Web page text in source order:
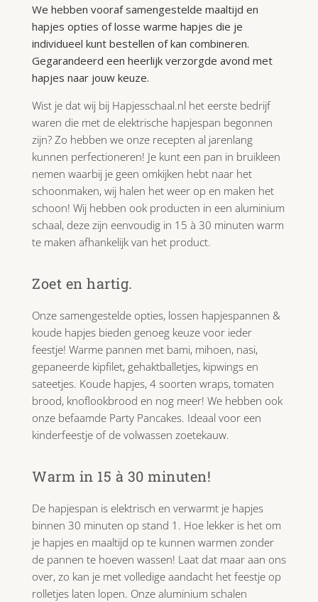
We hebben vooraf samengestelde maaltijd en
hapjes opties of losse warme hapjes die je
individueel kunt bestellen of kan combineren.
Gegarandeerd een heerlijk verzorgde avond met
hapjes naar jouw keuze.
Wist je dat wij bij Hapjesschaal.nl het eerste bedrijf
waren die met de elektrische hapjespan begonnen
zijn? Zo hebben we onze recepten al jarenlang
kunnen perfectioneren! Je kunt een pan in bruikleen
nemen waarbij je geen omkijken hebt naar het
schoonmaken, wij halen het weer op en maken het
schoon! Wij hebben ook producten in een aluminium
schaal, deze zijn eenvoudig in 15 à 30 minuten warm
te maken afhankelijk van het product.
Zoet en hartig.
Onze samengestelde opties, lossen hapjespannen &
koude hapjes bieden genoeg keuze voor ieder
feestje! Warme pannen met bami, mihoen, nasi,
gepaneerde kipfilet, gehaktballetjes, kipwings en
sateetjes. Koude hapjes, 4 soorten wraps, tomaten
brood, knoflookbrood en nog meer! We hebben ook
onze befaamde Party Pancakes. Ideaal voor een
kinderfeestje of de volwassen zoetekauw.
Warm in 15 à 30 minuten!
De hapjespan is elektrisch en verwarmt je hapjes
binnen 30 minuten op stand 1. Hoe lekker is het om
je hapjes en maaltijd op te kunnen warmen zonder
de pannen te hoeven wassen! Laat dat maar aan ons
over, zo kan je met volledige aandacht het feestje op
rolletjes laten lopen. Onze aluminium schalen